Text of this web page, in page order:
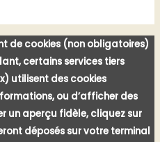
de cookies (non obligatoires)
certains services tiers
utilisent des cookies
ou d’afficher des
un aperçu fidèle, cliquez sur
déposés sur votre terminal